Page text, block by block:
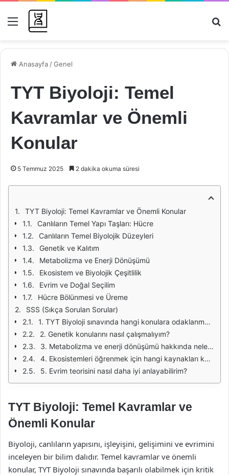
Menü
Anasayfa /Genel
TYT Biyoloji: Temel
Kavramlar ve Önemli
Konular
5 Temmuz 2025 2 dakika okuma süresi
TYT Biyoloji: Temel Kavramlar ve Önemli Konular
Canlıların Temel Yapı Taşları: Hücre
Canlıların Temel Biyolojik Düzeyleri
Genetik ve Kalıtım
Metabolizma ve Enerji Dönüşümü
Ekosistem ve Biyolojik Çeşitlilik
Evrim ve Doğal Seçilim
Hücre Bölünmesi ve Üreme
SSS (Sıkça Sorulan Sorular)
1. TYT Biyoloji sınavında hangi konulara odaklanmalıyım?
2. Genetik konularını nasıl çalışmalıyım?
3. Metabolizma ve enerji dönüşümü hakkında nelere dikkat etmeliyim?
4. Ekosistemleri öğrenmek için hangi kaynakları kullanmalıyım?
5. Evrim teorisini nasıl daha iyi anlayabilirim?
TYT Biyoloji: Temel Kavramlar ve
Önemli Konular
Biyoloji, canlıların yapısını, işleyişini, gelişimini ve evrimini
inceleyen bir bilim dalıdır. Temel kavramlar ve önemli
konular, TYT Biyoloji sınavında başarılı olabilmek için kritik